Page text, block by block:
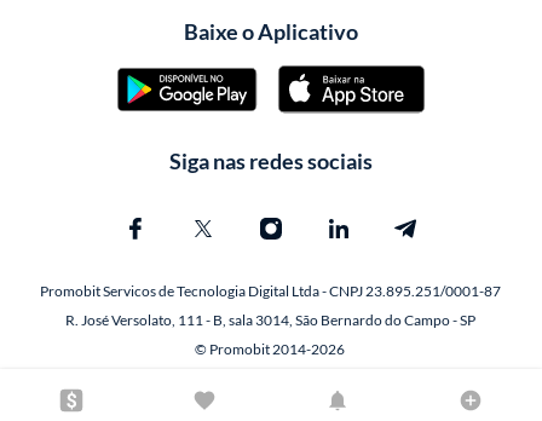
Baixe o Aplicativo
Siga nas redes sociais
Promobit Servicos de Tecnologia Digital Ltda - CNPJ 23.895.251/0001-87
R. José Versolato, 111 - B, sala 3014, São Bernardo do Campo - SP
© Promobit 2014-2026